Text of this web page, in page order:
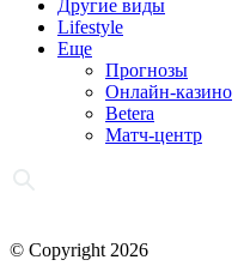
Другие виды
Lifestyle
Еще
Прогнозы
Онлайн-казино
Betera
Матч-центр
© Copyright 2026